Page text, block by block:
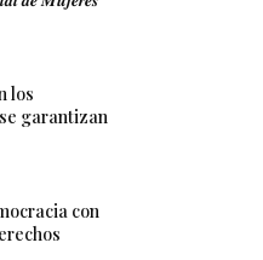
los
garantizan
con